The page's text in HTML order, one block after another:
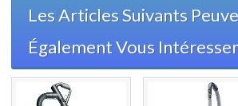
Les Articles Suivants
Également Vous